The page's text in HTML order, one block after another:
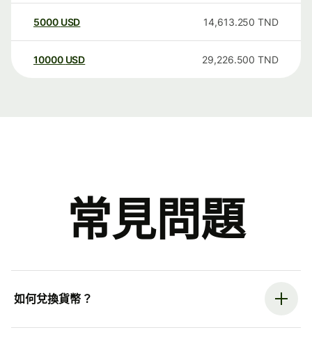
5000 USD 14,613.250 TND
10000 USD 29,226.500 TND
常見問題
如何兌換貨幣？